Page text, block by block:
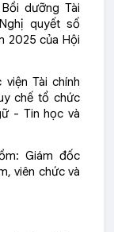
dưỡng Tài
quyết số
2025 của Hội
Tài chính
chế tổ chức
- Tin học và
Giám đốc
viên chức và